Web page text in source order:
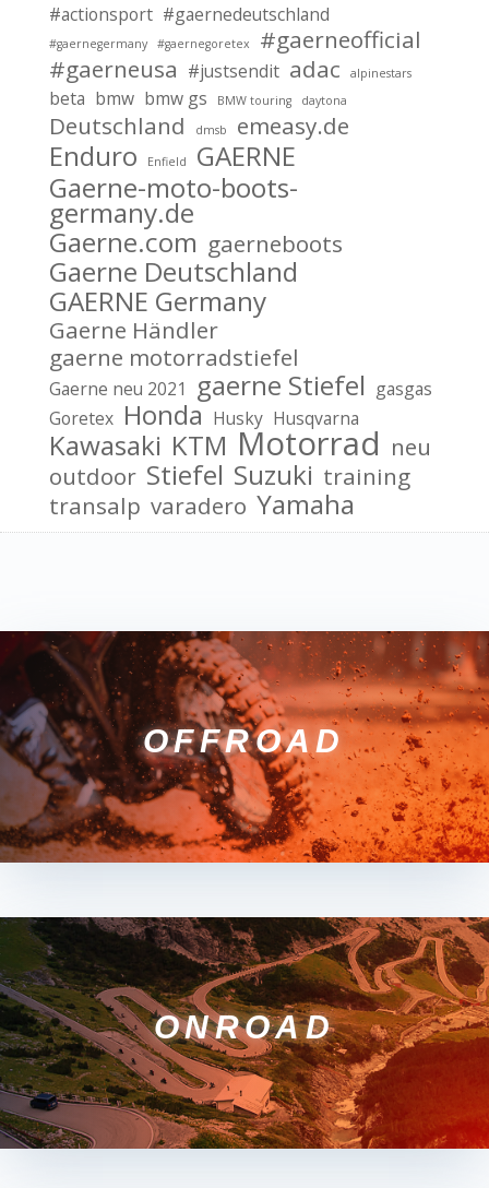
#actionsport #gaernedeutschland
#gaernegermany #gaernegoretex
#gaerneofficial
#gaerneusa #justsendit adac alpinestars
beta bmw bmw gs BMW touring daytona
Deutschland dmsb emeasy.de
Enduro Enfield
GAERNE
Gaerne-moto-boots-
germany.de
Gaerne.com gaerneboots
Gaerne Deutschland
GAERNE Germany
Gaerne Händler
gaerne motorradstiefel
Gaerne neu 2021 gaerne Stiefel gasgas
Goretex Honda Husky Husqvarna
Kawasaki KTM Motorrad neu
outdoor Stiefel Suzuki training
transalp varadero Yamaha
OFFROAD
ONROAD